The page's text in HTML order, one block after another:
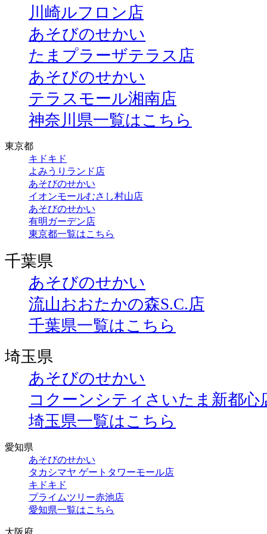
川崎ルフロン店
あそびのせかい
たまプラーザテラス店
あそびのせかい
テラスモール湘南店
神奈川県一覧はこちら
東京都
キドキド
よみうりランド店
あそびのせかい
イオンモールむさし村山店
あそびのせかい
有明ガーデン店
東京都一覧はこちら
千葉県
あそびのせかい
流山おおたかの森S.C.店
千葉県一覧はこちら
埼玉県
あそびのせかい
コクーンシティさいたま新都心
埼玉県一覧はこちら
愛知県
あそびのせかい
タカシマヤ ゲートタワーモール店
キドキド
プライムツリー赤池店
愛知県一覧はこちら